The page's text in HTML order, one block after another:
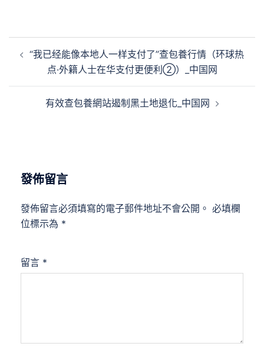
章 “我已经能像本地人一样支付了”查包養行情（环球热
点·外籍人士在华支付更便利②）_中国网
有效查包養網站遏制黑土地退化_中国网
發佈留言
發佈留言必須填寫的電子郵件地址不會公開。 必填欄
位標示為 *
留言 *